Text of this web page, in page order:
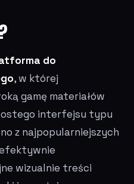
do
, w której
gamę materiałów
interfejsu typu
z najpopularniejszych
wizualnie treści